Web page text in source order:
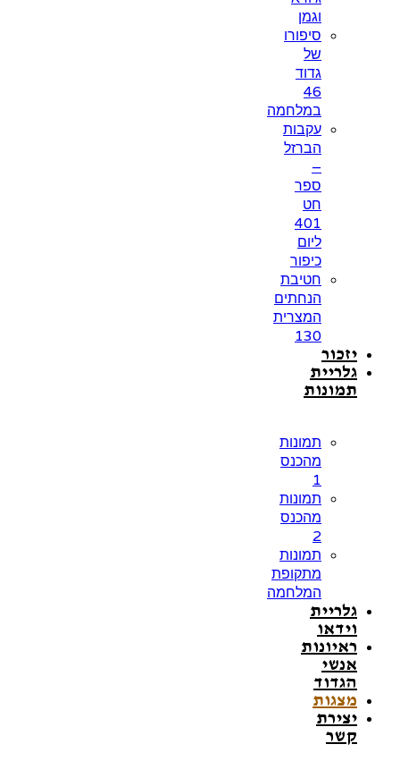
וגמן
סיפורו
של
גדוד
46
במלחמה
עקבות
הברזל
–
ספר
חט
401
ליום
כיפור
חטיבת
הנחתים
המצרית
130
יזכור
גלריית
תמונות
תמונות
מהכנס
1
תמונות
מהכנס
2
תמונות
מתקופת
המלחמה
גלריית
וידאו
ראיונות
אנשי
הגדוד
מצגות
יצירת
קשר